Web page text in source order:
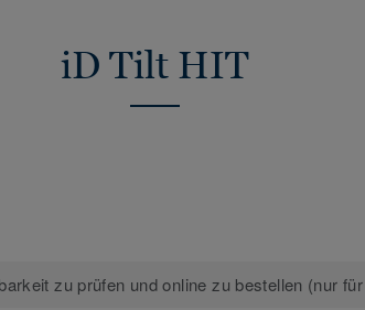
Mehr über Tarkett Designböden
iD Tilt HIT
zu prüfen und online zu bestellen (nur